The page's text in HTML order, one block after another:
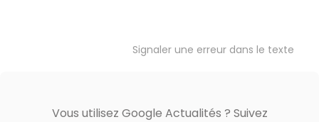
Signaler une erreur dans le texte
Vous utilisez Google Actualités ? Suivez